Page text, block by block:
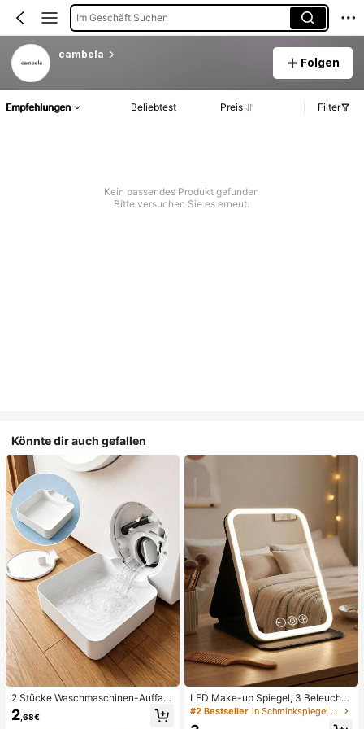
Im Geschäft Suchen
cambela
Folgen
Empfehlungen Beliebtest Preis Filter
Kein passendes Produkt gefunden
Bitte versuchen Sie es erneut.
Könnte dir auch gefallen
2 Stücke Waschmaschinen-Auffan
gwanne Tropfschale, wasserdichte
Bodenschutzmatte für Waschraum,
2 ,68€
LED Make-up Spiegel, 3 Beleuchtu
ngsmodi, einstellbare Helligkeit, tra
gbares faltbares Design, geeignet f
#2 Bestseller in Schminkspiegel & Duschspiegel